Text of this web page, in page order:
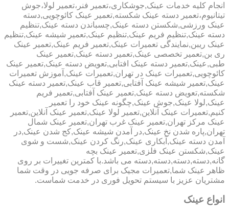
انجام کلیه خدمات عینک,جوشکاری،تعمیر فنر،تعمیر لولا،جوش
تیتانیوم،تعمیر دسته عینک شکسته,تعمیر عینک کائوچویی,دسته
عینک ورزشی,شکستن دسته عینک,چسباندن دسته عینک,تنظیم
دسته عینک,تنظیم فریم عینک,تنظیم عینک,تعمیر شیشه عینک,تنظیم
عینک ریبن,نمایندگی تعمیرات عینک,تعمیر فریم عینک,تعمیر عینک
ری بن,تعمیر تخصصی عینک,تعمیر دسته عینک,تعمیر عینک
طبی,عینک,تعمیر دسته عینک افتابی,تعویض دسته عینک,تعمیر عینک
کائوچویی,تعمیرات عینک در تهران,تعمیرات عینک,آموزش تعمیرات
عینک,تعمیر شیشه عینک آفتابی,تعمیر قاب عینک,تعمیر دسته عینک
شکسته,تعویض دسته عینک,تعمیر عینک آفتابی,تعمیر فریم
عینک,لولا عینک,جوش عینک,چگونه عینک خود را تعمیر
کنیم,تعمیرات عینک آنلاین,تعمیر لولا عینک,تعمیر عینک آنلاین,تعمیر
عینک مرکز تهران,تعمیر عینک غرب تهران,تعمیر عینک شمال
تهران,پاره شدن نخ عینک,در آمدن شیشه عینک,کج شدن عینک,در
آمدن دسته عینک,آبکاری عینک,رنگ کردن عینک,شست و شوی
عینک,شکستن عینک فلزی,تعمیر عینک بچه
گانه,دسته,دسته,دسته,دسته می باشد.با کمترین تغییرات بر روی
ظاهر عینک شما,تعمیرات مجیک برای صرفه جویی در وقت شما
مشتریان عزیز با سیستم تحویل فوری در خدمت شماست.
انواع عینک